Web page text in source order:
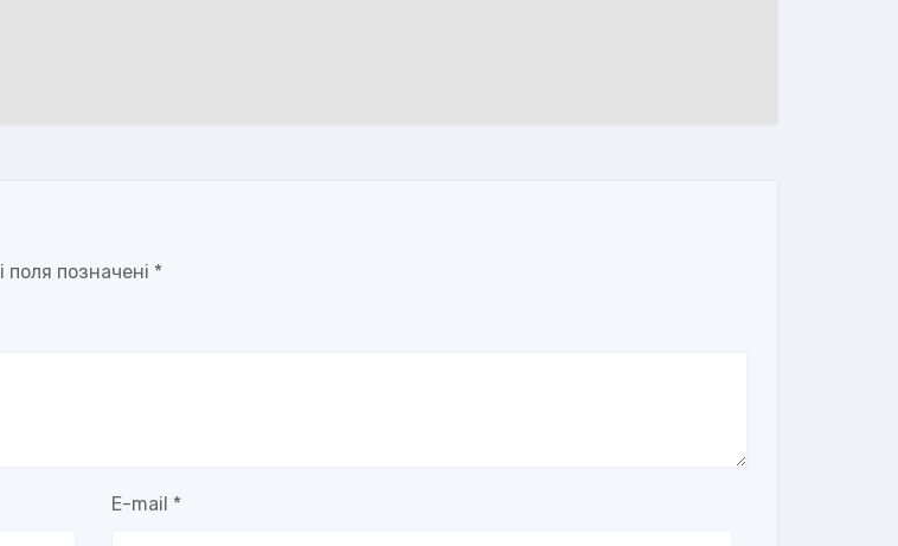
поля позначені *
E-mail *